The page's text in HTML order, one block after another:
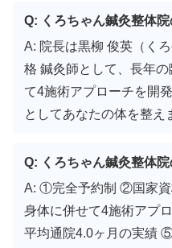
Q: くろちゃん鍼灸整体院
A: 院長は黒柳 俊英（く
格 鍼灸師として、長年
て4施術アプローチを開
としてあなたの体を整え
Q: くろちゃん鍼灸整体院
A: ①完全予約制 ②国家
身体に併せて4施術アプ
平均通院4.0ヶ月の実績